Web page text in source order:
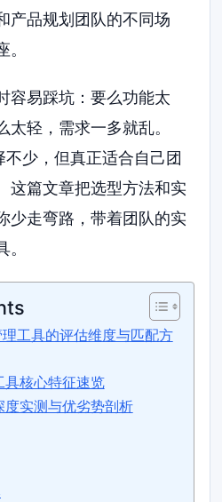
产品规划团队的不同场
容易踩坑：要么功能太
轻，需求一多就乱。
少，但真正适合自己团
这篇文章把选型方法和实
少走弯路，带着团队的实
工具的评估维度与匹配方
具核心特征速览
实测与优劣势剖析